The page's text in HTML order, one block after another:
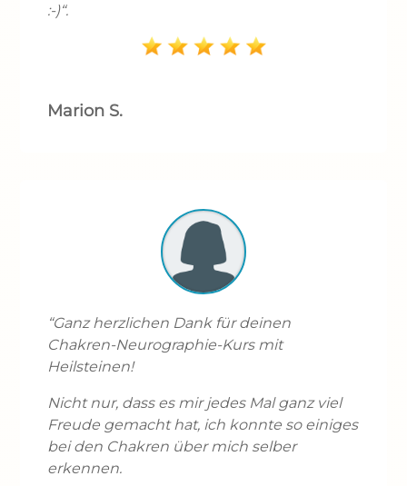
:-)“.
Marion S.
“Ganz herzlichen Dank für deinen
Chakren-Neurographie-Kurs mit
Heilsteinen!
Nicht nur, dass es mir jedes Mal ganz viel
Freude gemacht hat, ich konnte so einiges
bei den Chakren über mich selber
erkennen.